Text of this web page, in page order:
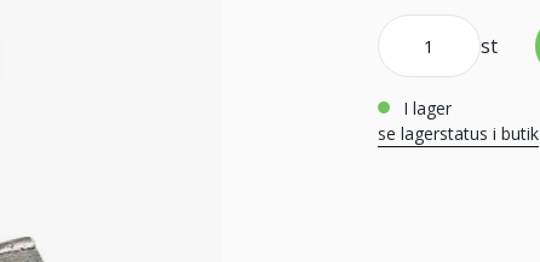
st
i lager
se lagerstatus i butik